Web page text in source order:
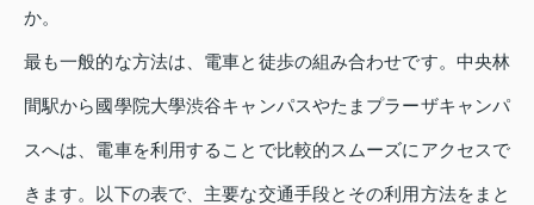
か。
最も一般的な方法は、電車と徒歩の組み合わせです。中央林
間駅から國學院大學渋谷キャンパスやたまプラーザキャンパ
スへは、電車を利用することで比較的スムーズにアクセスで
きます。以下の表で、主要な交通手段とその利用方法をまと